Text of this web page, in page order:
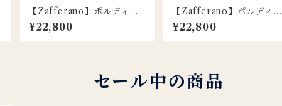
【Zafferano】ポルディー
ナ マイクロ ポータブルラン
プ / ベージュ
¥22,800
【Zafferano】ポルディー
ナ マイクロ ポータブルラン
プ / セージグリーン
¥22,800
セール中の商品